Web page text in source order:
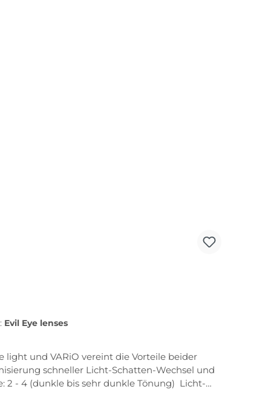
Evil Eye lenses
light und VARiO vereint die Vorteile beider
schneller Licht-Schatten-Wechsel und
2 - 4 (dunkle bis sehr dunkle Tönung) Licht-